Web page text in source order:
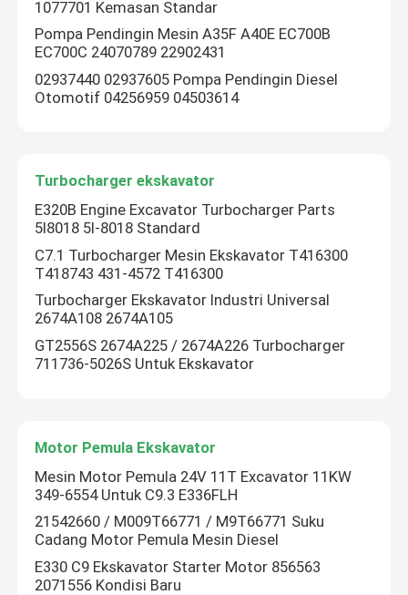
Suku Cadang KUCING
Suku cadang mesin
Suku Cadang Mesin Deutz
Suku Cadang Mesin Cummins
suku cadang kompresor udara
Pompa Pendingin Mesin
Motor Pemula Ekskavator
1077701 Kemasan Standar
Pompa Pendingin Mesin A35F A40E EC700B
EC700C 24070789 22902431
02937440 02937605 Pompa Pendingin Diesel
Otomotif 04256959 04503614
Turbocharger ekskavator
E320B Engine Excavator Turbocharger Parts
5I8018 5I-8018 Standard
C7.1 Turbocharger Mesin Ekskavator T416300
T418743 431-4572 T416300
Turbocharger Ekskavator Industri Universal
2674A108 2674A105
GT2556S 2674A225 / 2674A226 Turbocharger
711736-5026S Untuk Ekskavator
Motor Pemula Ekskavator
Mesin Motor Pemula 24V 11T Excavator 11KW
349-6554 Untuk C9.3 E336FLH
21542660 / M009T66771 / M9T66771 Suku
Cadang Motor Pemula Mesin Diesel
E330 C9 Ekskavator Starter Motor 856563
2071556 Kondisi Baru